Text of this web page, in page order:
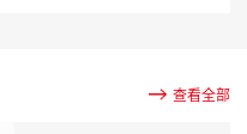
查看全部